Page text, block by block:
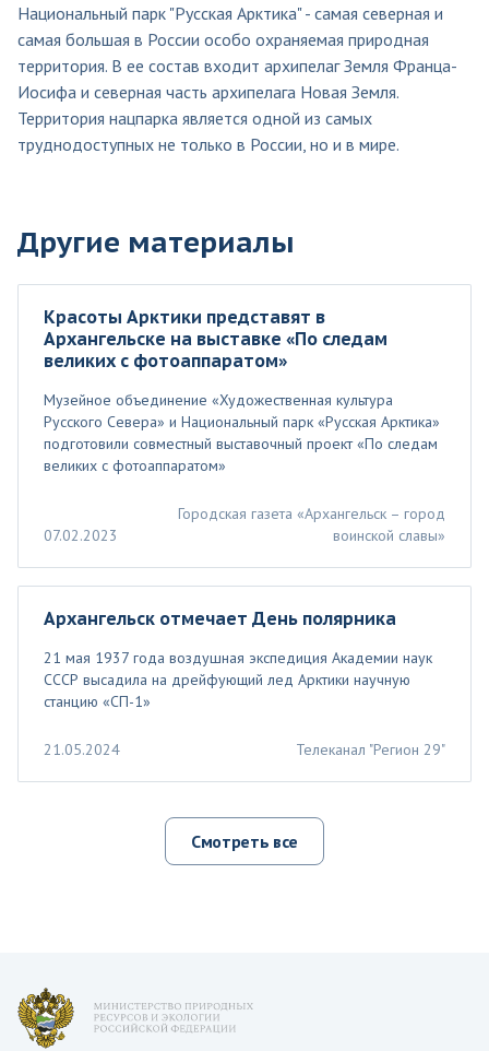
Национальный парк "Русская Арктика" - самая северная и
самая большая в России особо охраняемая природная
территория. В ее состав входит архипелаг Земля Франца-
Иосифа и северная часть архипелага Новая Земля.
Территория нацпарка является одной из самых
труднодоступных не только в России, но и в мире.
Другие материалы
Красоты Арктики представят в
Архангельске на выставке «По следам
великих с фотоаппаратом»
Музейное объединение «Художественная культура
Русского Севера» и Национальный парк «Русская Арктика»
подготовили совместный выставочный проект «По следам
великих с фотоаппаратом»
07.02.2023
Городская газета «Архангельск – город
воинской славы»
Архангельск отмечает День полярника
21 мая 1937 года воздушная экспедиция Академии наук
СССР высадила на дрейфующий лед Арктики научную
станцию «СП-1»
21.05.2024 Телеканал "Регион 29"
Смотреть все